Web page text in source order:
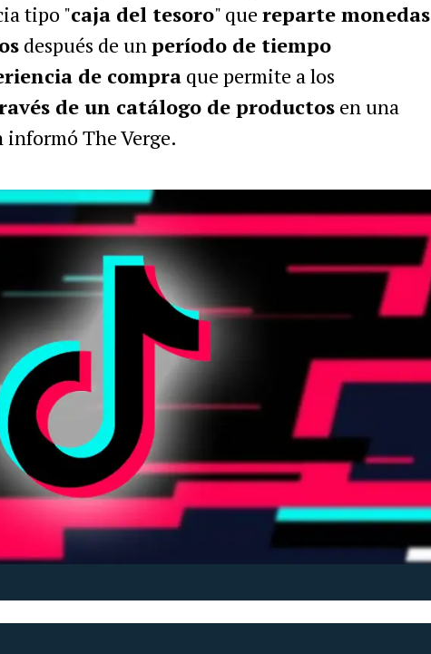
tipo "caja del tesoro" que reparte monedas
después de unperíodo de tiempo
de compraque permite a los
de un catálogo de productosen una
The Verge.